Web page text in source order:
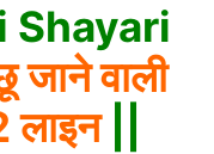
Shayari
जाने वाली
लाइन